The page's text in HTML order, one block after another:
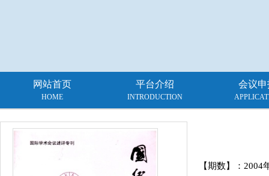
网站首页
HOME
平台介绍
INTRODUCTION
会议申
【期数】： 2004